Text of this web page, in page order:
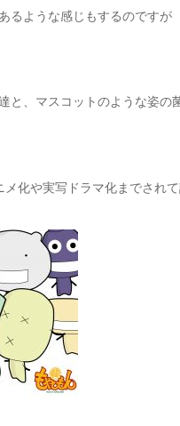
るような感じもするのです
と、マスコットのような姿
化や実写ドラマ化までされ